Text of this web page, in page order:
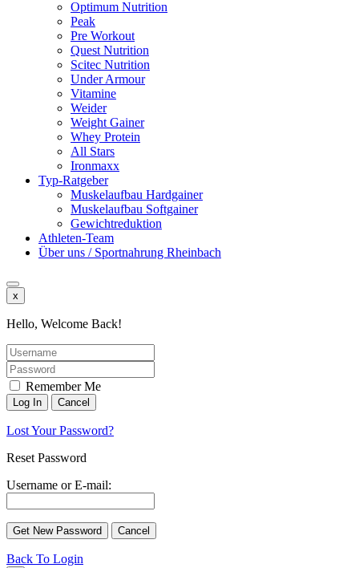
Optimum Nutrition
Peak
Pre Workout
Quest Nutrition
Scitec Nutrition
Under Armour
Vitamine
Weider
Weight Gainer
Whey Protein
All Stars
Ironmaxx
Typ-Ratgeber
Muskelaufbau Hardgainer
Muskelaufbau Softgainer
Gewichtreduktion
Athleten-Team
Über uns / Sportnahrung Rheinbach
x
Hello, Welcome Back!
Remember Me
Lost Your Password?
Reset Password
Username or E-mail:
Back To Login